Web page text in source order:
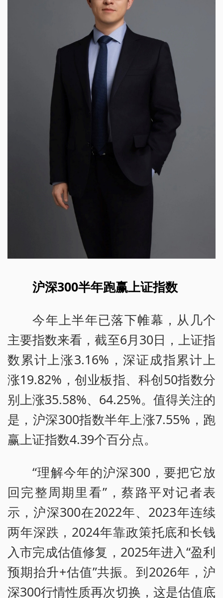
沪深300半年跑赢上证指数
今年上半年已落下帷幕，从几个
主要指数来看，截至6月30日，上证指
数累计上涨3.16%，深证成指累计上
涨19.82%，创业板指、科创50指数分
别上涨35.58%、64.25%。值得关注的
是，沪深300指数半年上涨7.55%，跑
赢上证指数4.39个百分点。
“理解今年的沪深300，要把它放
回完整周期里看”，蔡路平对记者表
示，沪深300在2022年、2023年连续
两年深跌，2024年靠政策托底和长钱
入市完成估值修复，2025年进入“盈利
预期抬升+估值”共振。到2026年，沪
深300行情性质再次切换，这是估值底